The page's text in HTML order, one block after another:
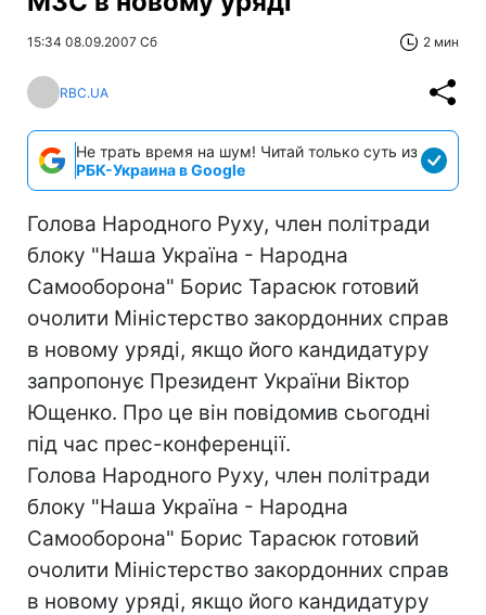
15:34 08.09.2007 Сб 2 мин
RBC.UA
Не трать время на шум! Читай только суть из
РБК-Украина в Google
Голова Народного Руху, член політради
блоку "Наша Україна - Народна
Самооборона" Борис Тарасюк готовий
очолити Міністерство закордонних справ
в новому уряді, якщо його кандидатуру
запропонує Президент України Віктор
Ющенко. Про це він повідомив сьогодні
під час прес-конференції.
Голова Народного Руху, член політради
блоку "Наша Україна - Народна
Самооборона" Борис Тарасюк готовий
очолити Міністерство закордонних справ
в новому уряді, якщо його кандидатуру